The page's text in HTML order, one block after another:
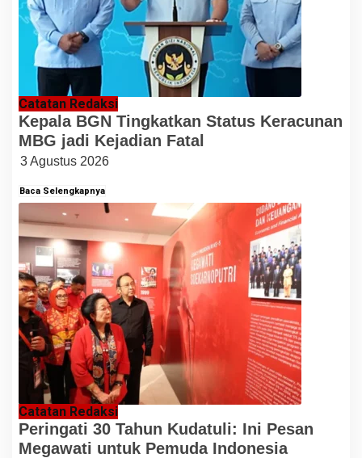
Catatan Redaksi
Kepala BGN Tingkatkan Status Keracunan
MBG jadi Kejadian Fatal
3 Agustus 2026
Baca Selengkapnya
Catatan Redaksi
Peringati 30 Tahun Kudatuli: Ini Pesan
Megawati untuk Pemuda Indonesia